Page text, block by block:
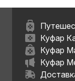
Куфар
Куфар
Куфар